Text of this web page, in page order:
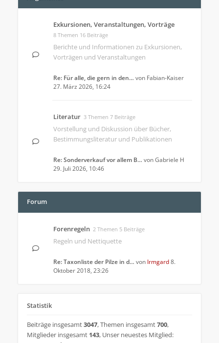
Exkursionen, Veranstaltungen, Vorträge
8 Themen 16 Beiträge
Berichte und Informationen zu Exkursionen,
Vorträgen und Veranstaltungen
Re: Für alle, die gern in den… von Fabian-Kaiser
27. März 2026, 16:24
Literatur 3 Themen 7 Beiträge
Vorstellung und Diskussion über Bücher,
Bestimmungsliteratur und Publikationen
Re: Sonderverkauf vor allem B… vonGabriele H
29. Juli 2026, 10:46
Forum
Forenregeln 2 Themen 5 Beiträge
Regeln und Nettiquette
Re: Taxonliste der Pilze in d… von Irmgard8.
Oktober 2018, 23:26
Statistik
Beiträge insgesamt3047,Themen insgesamt700,
Mitglieder insgesamt 143, Unser neuestes Mitglied: